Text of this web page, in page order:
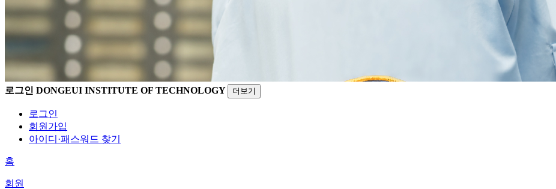
로그인 DONGEUI INSTITUTE OF TECHNOLOGY 더보기
로그인
회원가입
아이디·패스워드 찾기
홈
회원